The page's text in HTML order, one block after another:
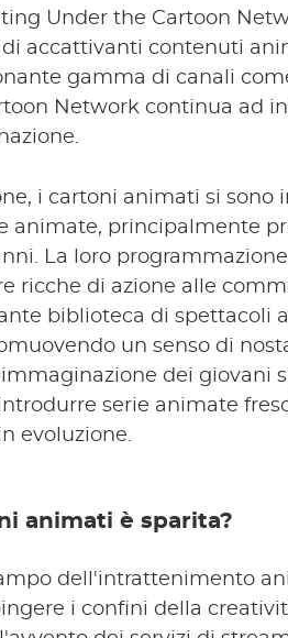
Under the Cartoon
accattivanti contenuti
gamma di canali
Network continua ad
i cartoni animati si sono
animate, principalmente
La loro
ricche di azione alle
biblioteca di spettacoli
un senso di
dei giovani
serie animate
evoluzione.
animati è sparita?
dell'intrattenimento
i confini della